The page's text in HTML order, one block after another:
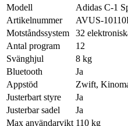
Modell
Adidas C-1
Artikelnummer
AVUS-
Motståndssystem
32
Antal program
12
Svänghjul
8 kg
Bluetooth
Ja
Appstöd
Zwift,
Justerbart styre
Ja
Justerbar sadel
Ja
Max användarvikt 110 kg